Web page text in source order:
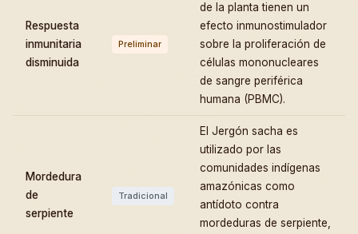
Respuesta
inmunitaria
disminuida
Preliminar
de la planta tienen un
efecto inmunostimulador
sobre la proliferación de
células mononucleares
de sangre periférica
humana (PBMC).
Mordedura
de
serpiente
Tradicional
El Jergón sacha es
utilizado por las
comunidades indígenas
amazónicas como
antídoto contra
mordeduras de serpiente,